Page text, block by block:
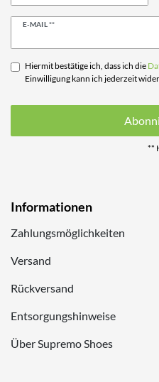
E-MAIL **
Newsletter
Hiermit bestätige ich, dass ich die
Einwilligung kann ich jederzeit
**
Informationen
Zahlungsmöglichkeiten
Versand
Rückversand
Entsorgungshinweise
Über Supremo Shoes